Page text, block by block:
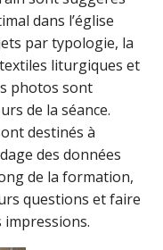
dans l’église
par typologie, la
liturgiques et
photos sont
de la séance.
destinés à
des données
de la formation,
questions et faire